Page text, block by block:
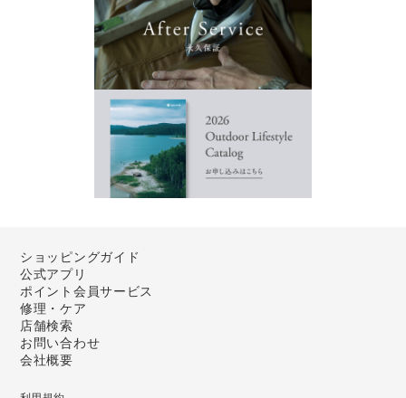
ショッピングガイド
公式アプリ
ポイント会員サービス
修理・ケア
店舗検索
お問い合わせ
会社概要